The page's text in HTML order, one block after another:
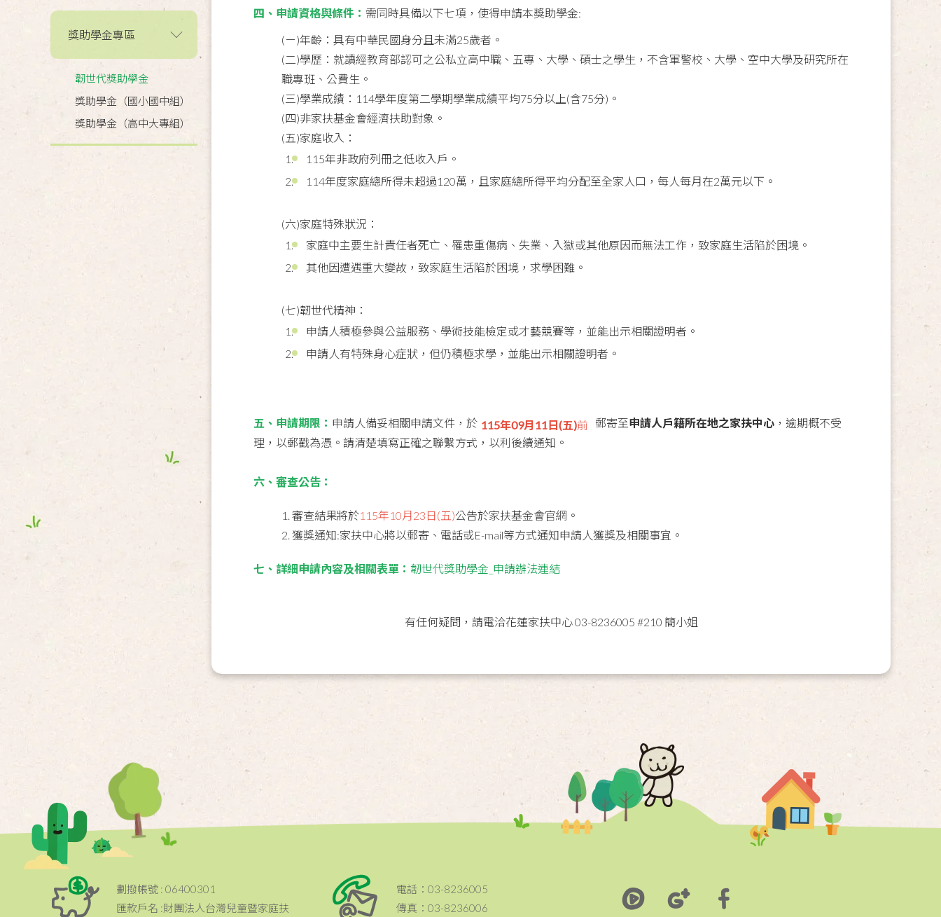
獎助學金專區
韌世代獎助學金
獎助學金（國小國中組）
獎助學金（高中大專組）
四、申請資格與條件： 需同時具備以下七項，使得申請本獎助學金:
(ㄧ)年齡：具有中華民國身分且未滿25歲者。
(二)學歷：就讀經教育部認可之公私立高中職、五專、大學、碩士之學生，不含軍警校、大學、空中大學及研究所在
職專班、公費生。
(三)學業成績：114學年度第二學期學業成績平均75分以上(含75分)。
(四)非家扶基金會經濟扶助對象。
(五)家庭收入：
115年非政府列冊之低收入戶。
114年度家庭總所得未超過120萬，且家庭總所得平均分配至全家人口，每人每月在2萬元以下。
(六)家庭特殊狀況：
家庭中主要生計責任者死亡、罹患重傷病、失業、入獄或其他原因而無法工作，致家庭生活陷於困境。
其他因遭遇重大變故，致家庭生活陷於困境，求學困難。
(七)韌世代精神：
申請人積極參與公益服務、學術技能檢定或才藝競賽等，並能出示相關證明者。
申請人有特殊身心症狀，但仍積極求學，並能出示相關證明者。
五、申請期限： 申請人備妥相關申請文件，於 115年09月11日(五)前 郵寄至申請人戶籍所在地之家扶中心 ，逾期概不受
理，以郵戳為憑。請清楚填寫正確之聯繫方式，以利後續通知。
六、審查公告：
1. 審查結果將於115年10月23日(五)公告於家扶基金會官網。
2. 獲獎通知:家扶中心將以郵寄、電話或E-mail等方式通知申請人獲獎及相關事宜。
七、詳細申請內容及相關表單： 韌世代獎助學金_申請辦法連結
有任何疑問，請電洽花蓮家扶中心 03-8236005 #210 簡小姐
劃撥帳號 : 06400301
匯款戶名 :財團法人台灣兒童暨家庭扶
電話：03-8236005
傳真：03-8236006